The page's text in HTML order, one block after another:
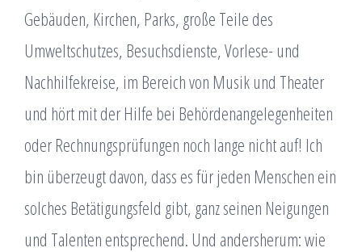
Gebäuden, Kirchen, Parks, große Teile des
Umweltschutzes, Besuchsdienste, Vorlese- und
Nachhilfekreise, im Bereich von Musik und Theater
und hört mit der Hilfe bei Behördenangelegenheiten
oder Rechnungsprüfungen noch lange nicht auf! Ich
bin überzeugt davon, dass es für jeden Menschen ein
solches Betätigungsfeld gibt, ganz seinen Neigungen
und Talenten entsprechend. Und andersherum: wie